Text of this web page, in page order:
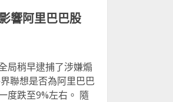
響阿里巴巴股
局稍早逮捕了涉嫌煽
聯想是否為阿里巴巴
度跌至9%左右。 隨